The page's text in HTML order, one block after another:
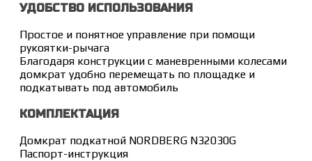
УДОБСТВО ИСПОЛЬЗОВАНИЯ
Простое и понятное управление при помощи
рукоятки-рычага
Благодаря конструкции с маневренными колесами
домкрат удобно перемещать по площадке и
подкатывать под автомобиль
КОМПЛЕКТАЦИЯ
Домкрат подкатной NORDBERG N32030G
Паспорт-инструкция